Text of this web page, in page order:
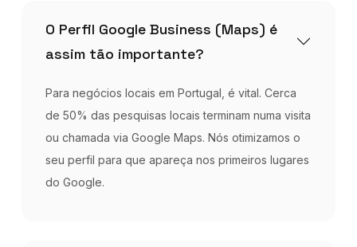
O Perfil Google Business (Maps) é
assim tão importante?
Para negócios locais em Portugal, é vital. Cerca
de 50% das pesquisas locais terminam numa visita
ou chamada via Google Maps. Nós otimizamos o
seu perfil para que apareça nos primeiros lugares
do Google.